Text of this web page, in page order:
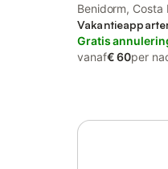
Benidorm, Costa
Gratis
vanaf€ 60per